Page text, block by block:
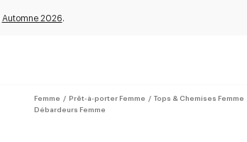
Automne 2026.
Femme / Prêt-à-porter Femme / Tops & Chemises Femme
Débardeurs Femme